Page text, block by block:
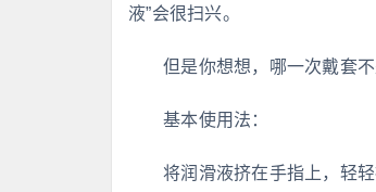
液”会很扫兴。
但是你想想，哪一次戴套
基本使用法：
将润滑液挤在手指上，轻